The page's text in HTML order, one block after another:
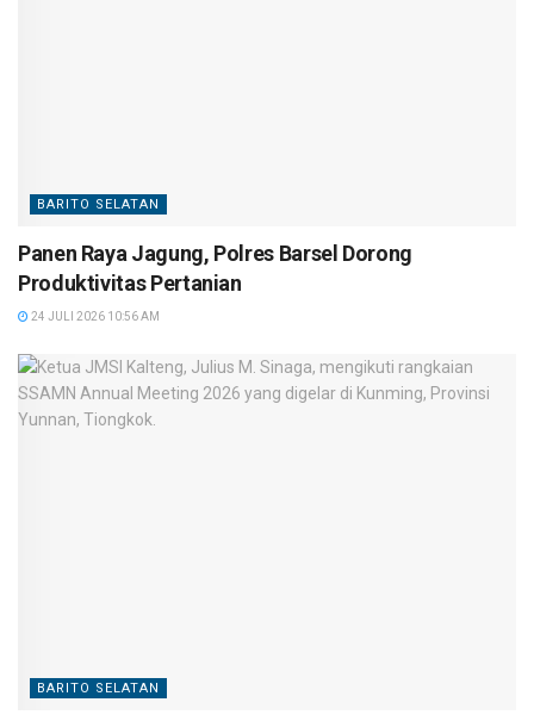
BARITO SELATAN
Panen Raya Jagung, Polres Barsel Dorong
Produktivitas Pertanian
24 JULI 2026 10:56 AM
BARITO SELATAN